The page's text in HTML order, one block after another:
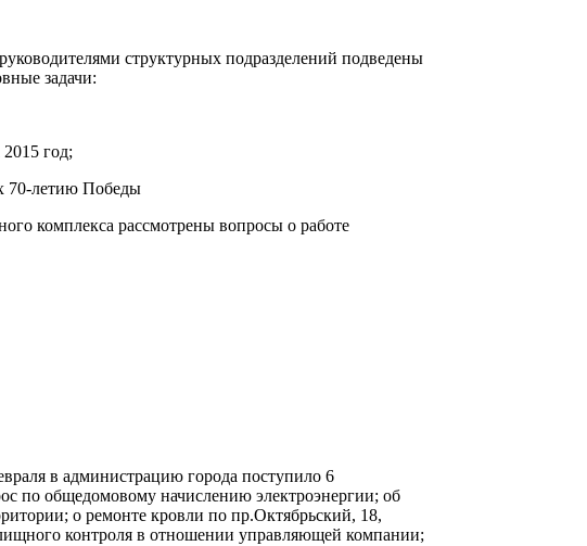
структурных подразделений подведены
задачи:
год;
70-летию Победы
комплекса рассмотрены вопросы о работе
в администрацию города поступило 6
по общедомовому начислению электроэнергии; об
о ремонте кровли по пр.Октябрьский, 18,
контроля в отношении управляющей компании;